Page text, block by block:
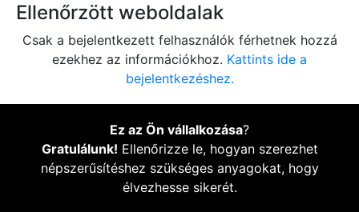
Ellenőrzött weboldalak
Csak a bejelentkezett felhasználók férhetnek hozzá
ezekhez az információkhoz. Kattints ide a
bejelentkezéshez.
Ez az Ön vállalkozása?
Gratulálunk! Ellenőrizze le, hogyan szerezhet
népszerűsítéshez szükséges anyagokat, hogy
élvezhesse sikerét.